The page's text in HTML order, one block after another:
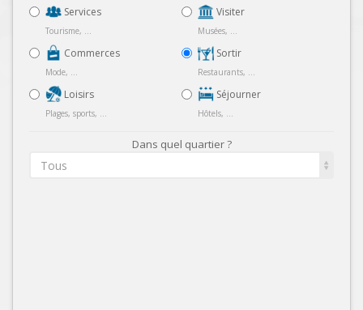
Services
Tourisme, ...
Commerces
Mode, ...
Loisirs
Plages, sports, ...
Visiter
Musées, ...
Sortir
Restaurants, ...
Séjourner
Hôtels, ...
Dans quel quartier ?
Tous